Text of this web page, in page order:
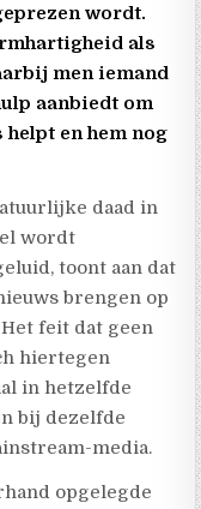
wordt.
als
men iemand
aanbiedt om
en hem nog
daad in
wordt
toont aan dat
brengen op
feit dat geen
hiertegen
in hetzelfde
bij dezelfde
media.
opgelegde